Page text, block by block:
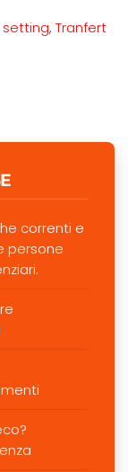
setting, Tranfert
correnti e
persone